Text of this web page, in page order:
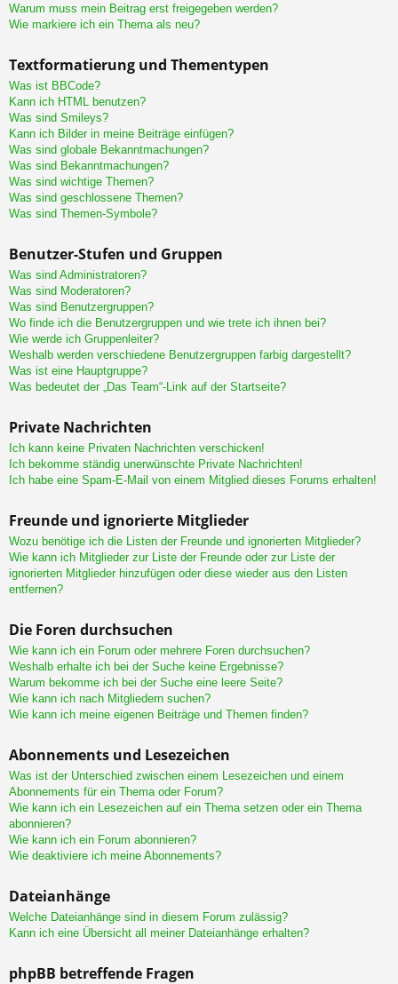
Warum muss mein Beitrag erst freigegeben werden?
Wie markiere ich ein Thema als neu?
Textformatierung und Thementypen
Was ist BBCode?
Kann ich HTML benutzen?
Was sind Smileys?
Kann ich Bilder in meine Beiträge einfügen?
Was sind globale Bekanntmachungen?
Was sind Bekanntmachungen?
Was sind wichtige Themen?
Was sind geschlossene Themen?
Was sind Themen-Symbole?
Benutzer-Stufen und Gruppen
Was sind Administratoren?
Was sind Moderatoren?
Was sind Benutzergruppen?
Wo finde ich die Benutzergruppen und wie trete ich ihnen bei?
Wie werde ich Gruppenleiter?
Weshalb werden verschiedene Benutzergruppen farbig dargestellt?
Was ist eine Hauptgruppe?
Was bedeutet der „Das Team“-Link auf der Startseite?
Private Nachrichten
Ich kann keine Privaten Nachrichten verschicken!
Ich bekomme ständig unerwünschte Private Nachrichten!
Ich habe eine Spam-E-Mail von einem Mitglied dieses Forums erhalten!
Freunde und ignorierte Mitglieder
Wozu benötige ich die Listen der Freunde und ignorierten Mitglieder?
Wie kann ich Mitglieder zur Liste der Freunde oder zur Liste der
ignorierten Mitglieder hinzufügen oder diese wieder aus den Listen
entfernen?
Die Foren durchsuchen
Wie kann ich ein Forum oder mehrere Foren durchsuchen?
Weshalb erhalte ich bei der Suche keine Ergebnisse?
Warum bekomme ich bei der Suche eine leere Seite?
Wie kann ich nach Mitgliedern suchen?
Wie kann ich meine eigenen Beiträge und Themen finden?
Abonnements und Lesezeichen
Was ist der Unterschied zwischen einem Lesezeichen und einem
Abonnements für ein Thema oder Forum?
Wie kann ich ein Lesezeichen auf ein Thema setzen oder ein Thema
abonnieren?
Wie kann ich ein Forum abonnieren?
Wie deaktiviere ich meine Abonnements?
Dateianhänge
Welche Dateianhänge sind in diesem Forum zulässig?
Kann ich eine Übersicht all meiner Dateianhänge erhalten?
phpBB betreffende Fragen